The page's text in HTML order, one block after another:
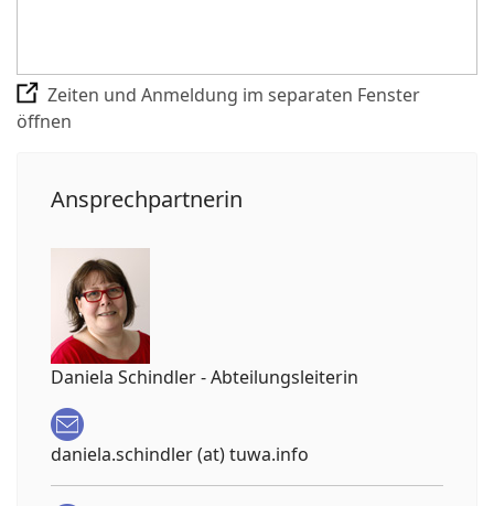
Zeiten und Anmeldung im separaten Fenster
öffnen
Ansprechpartnerin
Daniela Schindler - Abteilungsleiterin
daniela.schindler (at) tuwa.info